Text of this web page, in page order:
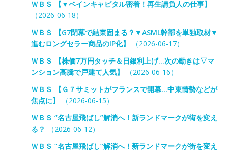
ＷＢＳ 【▼ベインキャピタル密着！再生請負人の仕事】
（2026-06-18）
ＷＢＳ 【G7閉幕で結束固まる？▼ASML幹部を単独取材▼
進むロングセラー商品のIP化】
（2026-06-17）
ＷＢＳ 【株価7万円タッチ＆日銀利上げ…次の動きは▽マ
ンション高騰で戸建て人気】
（2026-06-16）
ＷＢＳ 【Ｇ７サミットがフランスで開幕…中東情勢などが
焦点に】
（2026-06-15）
ＷＢＳ “名古屋飛ばし”解消へ！新ランドマークが街を変え
る？
（2026-06-12）
ＷＢＳ “名古屋飛ばし”解消へ！新ランドマークが街を変え